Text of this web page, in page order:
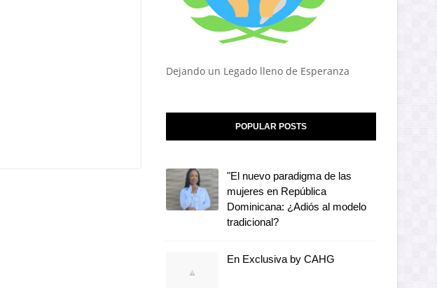
Dejando un Legado lleno de Esperanza
POPULAR POSTS
"El nuevo paradigma de las
mujeres en República
Dominicana: ¿Adiós al modelo
tradicional?
En Exclusiva by CAHG